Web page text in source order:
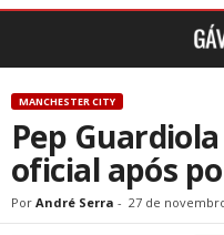
MANCHESTER CITY
Pep
oficial após
Por André Serra - 27 de